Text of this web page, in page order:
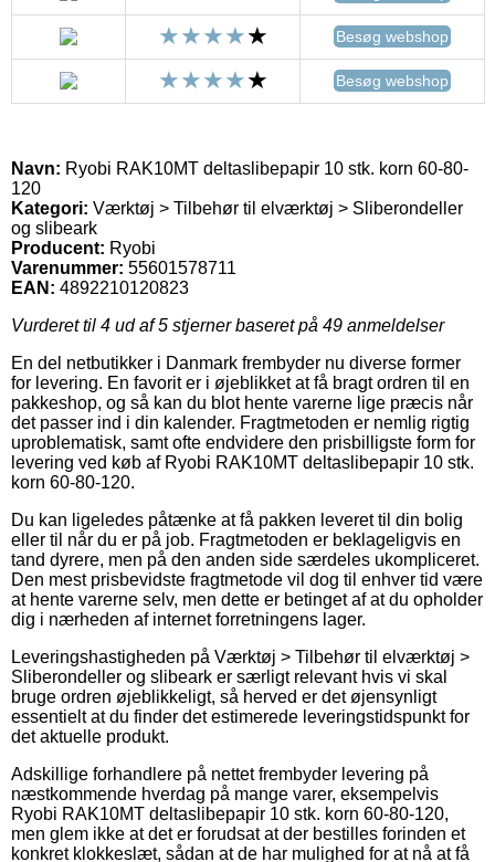
Besøg webshop
Besøg webshop
Navn: Ryobi RAK10MT deltaslibepapir 10 stk. korn 60-80-
120
Kategori: Værktøj > Tilbehør til elværktøj > Sliberondeller
og slibeark
Producent: Ryobi
Varenummer: 55601578711
EAN: 4892210120823
Vurderet til 4 ud af 5 stjerner baseret på 49 anmeldelser
En del netbutikker i Danmark frembyder nu diverse former
for levering. En favorit er i øjeblikket at få bragt ordren til en
pakkeshop, og så kan du blot hente varerne lige præcis når
det passer ind i din kalender. Fragtmetoden er nemlig rigtig
uproblematisk, samt ofte endvidere den prisbilligste form for
levering ved køb af Ryobi RAK10MT deltaslibepapir 10 stk.
korn 60-80-120.
Du kan ligeledes påtænke at få pakken leveret til din bolig
eller til når du er på job. Fragtmetoden er beklageligvis en
tand dyrere, men på den anden side særdeles ukompliceret.
Den mest prisbevidste fragtmetode vil dog til enhver tid være
at hente varerne selv, men dette er betinget af at du opholder
dig i nærheden af internet forretningens lager.
Leveringshastigheden på Værktøj > Tilbehør til elværktøj >
Sliberondeller og slibeark er særligt relevant hvis vi skal
bruge ordren øjeblikkeligt, så herved er det øjensynligt
essentielt at du finder det estimerede leveringstidspunkt for
det aktuelle produkt.
Adskillige forhandlere på nettet frembyder levering på
næstkommende hverdag på mange varer, eksempelvis
Ryobi RAK10MT deltaslibepapir 10 stk. korn 60-80-120,
men glem ikke at det er forudsat at der bestilles forinden et
konkret klokkeslæt, sådan at de har mulighed for at nå at få